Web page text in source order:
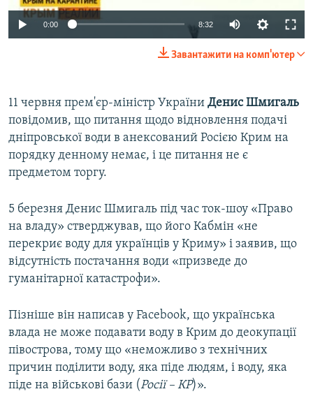
1080p
0:00 8:32
1080p
Завантажити на комп'ютер
11 червня прем'єр-міністр України Денис Шмигаль
повідомив, що питання щодо відновлення подачі
дніпровської води в анексований Росією Крим на
порядку денному немає, і це питання не є
предметом торгу.
5 березня Денис Шмигаль під час ток-шоу «Право
на владу» стверджував, що його Кабмін «не
перекриє воду для українців у Криму» і заявив, що
відсутність постачання води «призведе до
гуманітарної катастрофи».
Пізніше він написав у Facebook, що українська
влада не може подавати воду в Крим до деокупації
півострова, тому що «неможливо з технічних
причин поділити воду, яка піде людям, і воду, яка
піде на військові бази (Росії – КР)».